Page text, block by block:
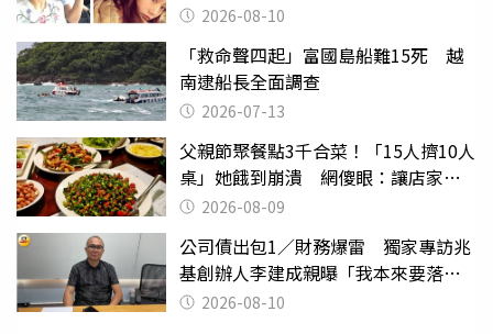
2026-08-10
「救命聲四起」富國島船難15死 越
南逮船長全面調查
2026-07-13
父親節聚餐點3千合菜！「15人擠10人
桌」她餓到崩潰 網傻眼：讓店家看
笑話2026-08-09
公司債出包1／財務爆雷 獨家專訪兆
基創辦人李建成親曝「我本來要落
跑」2026-08-10